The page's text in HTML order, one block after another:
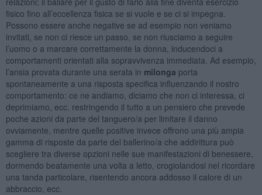
fisico fino all’eccellenza fisica se si vuole e se ci si impegna.
Possono essere anche negative se ad esempio non veniamo
invitati, se non ci riesce un passo, se non riusciamo a seguire
l’uomo o a marcare correttamente la donna, inducendoci a
comportamenti orientati alla sopravvivenza immediata. Ad esempio,
l’ansia provata durante una serata in milonga porta
spontaneamente a una risposta specifica influenzando il nostro
comportamento: ce ne andiamo, diciamo che non ci interessa, ci
deprimiamo, ecc. restringendo il tutto a un pensiero che prevede
poche azioni da parte del tanguero/a per limitare il danno
ovviamente, mentre quelle positive invece offrono una più ampia
gamma di risposte da parte del ballerino/a che addirittura può
scegliere tra diverse opzioni nelle sue manifestazioni di benessere,
dormendo beatamente una volta a letto, crogiolandosi nel ricordare
una tanda particolare, risentendo ancora addosso il calore di un
abbraccio, ecc.